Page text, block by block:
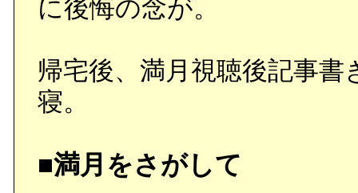
に後悔の念が。
帰宅後、満月視聴後記事
寝。
■満月をさがして